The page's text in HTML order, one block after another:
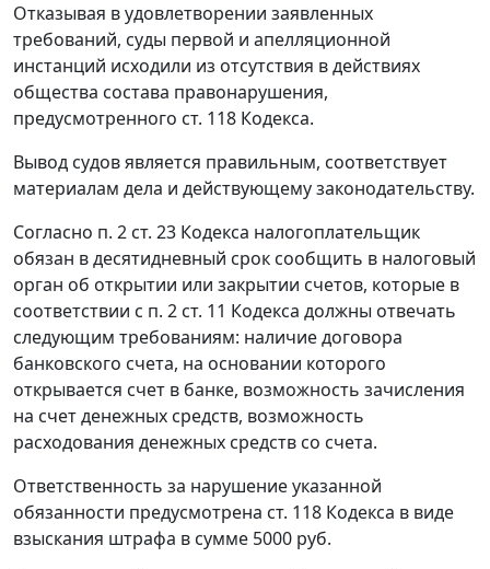
Отказывая в удовлетворении заявленных
требований, суды первой и апелляционной
инстанций исходили из отсутствия в действиях
общества состава правонарушения,
предусмотренного ст. 118 Кодекса.
Вывод судов является правильным, соответствует
материалам дела и действующему законодательству.
Согласно п. 2 ст. 23 Кодекса налогоплательщик
обязан в десятидневный срок сообщить в налоговый
орган об открытии или закрытии счетов, которые в
соответствии с п. 2 ст. 11 Кодекса должны отвечать
следующим требованиям: наличие договора
банковского счета, на основании которого
открывается счет в банке, возможность зачисления
на счет денежных средств, возможность
расходования денежных средств со счета.
Ответственность за нарушение указанной
обязанности предусмотрена ст. 118 Кодекса в виде
взыскания штрафа в сумме 5000 руб.